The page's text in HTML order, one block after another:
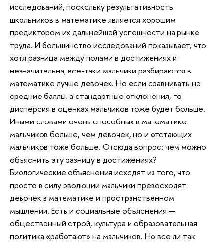
исследований, поскольку результативность
школьников в математике является хорошим
предиктором их дальнейшей успешности на рынке
труда. И большинство исследований показывает, что
хотя разница между полами в достижениях и
незначительна, все-таки мальчики разбираются в
математике лучше девочек. Но если сравнивать не
средние баллы, а стандартные отклонения, то
дисперсия в оценках мальчиков тоже будет больше.
Иными словами очень способных в математике
мальчиков больше, чем девочек, но и отстающих
мальчиков тоже больше. Отсюда вопрос: чем можно
объяснить эту разницу в достижениях?
Биологические объяснения исходят из того, что
просто в силу эволюции мальчики превосходят
девочек в математике и пространственном
мышлении. Есть и социальные объяснения —
общественный строй, культура и образовательная
политика «работают» на мальчиков. Но все ли так